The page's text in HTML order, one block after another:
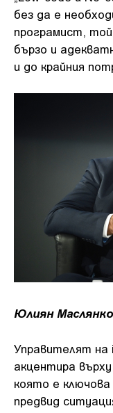
без да е
програмист,
бързо и
и до крайния
Юлиян
Управителят на
акцентира
която е
предвид